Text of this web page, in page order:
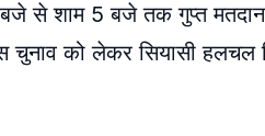
से शाम 5 बजे तक गुप्त मतदान
को लेकर सियासी हलचल